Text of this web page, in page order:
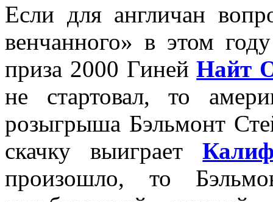
Если для англичан
венчанного» в этом
приза 2000 ГинейНайт
не стартовал, то
розыгрыша Бэльмонт
скачку выиграет
произошло, то